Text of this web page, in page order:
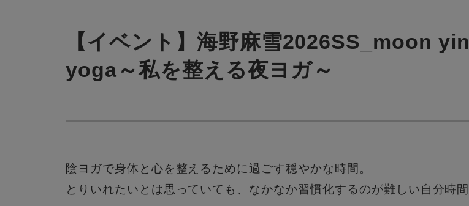
【イベント】海野麻雪2026SS_moon yin
yoga～私を整える夜ヨガ～
陰ヨガで身体と心を整えるために過ごす穏やかな時間。
とりいれたいとは思っていても、なかなか習慣化するのが難しい自分時間